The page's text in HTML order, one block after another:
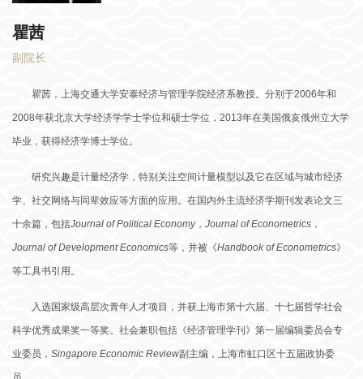
瞿茜
副院长
瞿茜，上海交通大学安泰经济与管理学院经济系教授。分别于2006年和
2008年获北京大学经济学学士学位和硕士学位，2013年在美国俄亥俄州立大学
毕业，获得经济学博士学位。
研究兴趣是计量经济学，特别关注空间计量模型以及它在区域与城市经济
学、社交网络与同辈效应等方面的应用。在国内外主流经济学期刊发表论文三
十余篇，包括Journal of Political Economy，Journal of Econometrics，
Journal of Development Economics等，并被《Handbook of Econometrics》
等工具书引用。
入选国家级高层次青年人才项目，并获上海市第十六届、十七届哲学社会
科学优秀成果奖一等奖。社会兼职包括《经济管理学刊》第一届编辑委员会专
业委员， Singapore Economic Review副主编，上海市虹口区十五届政协委